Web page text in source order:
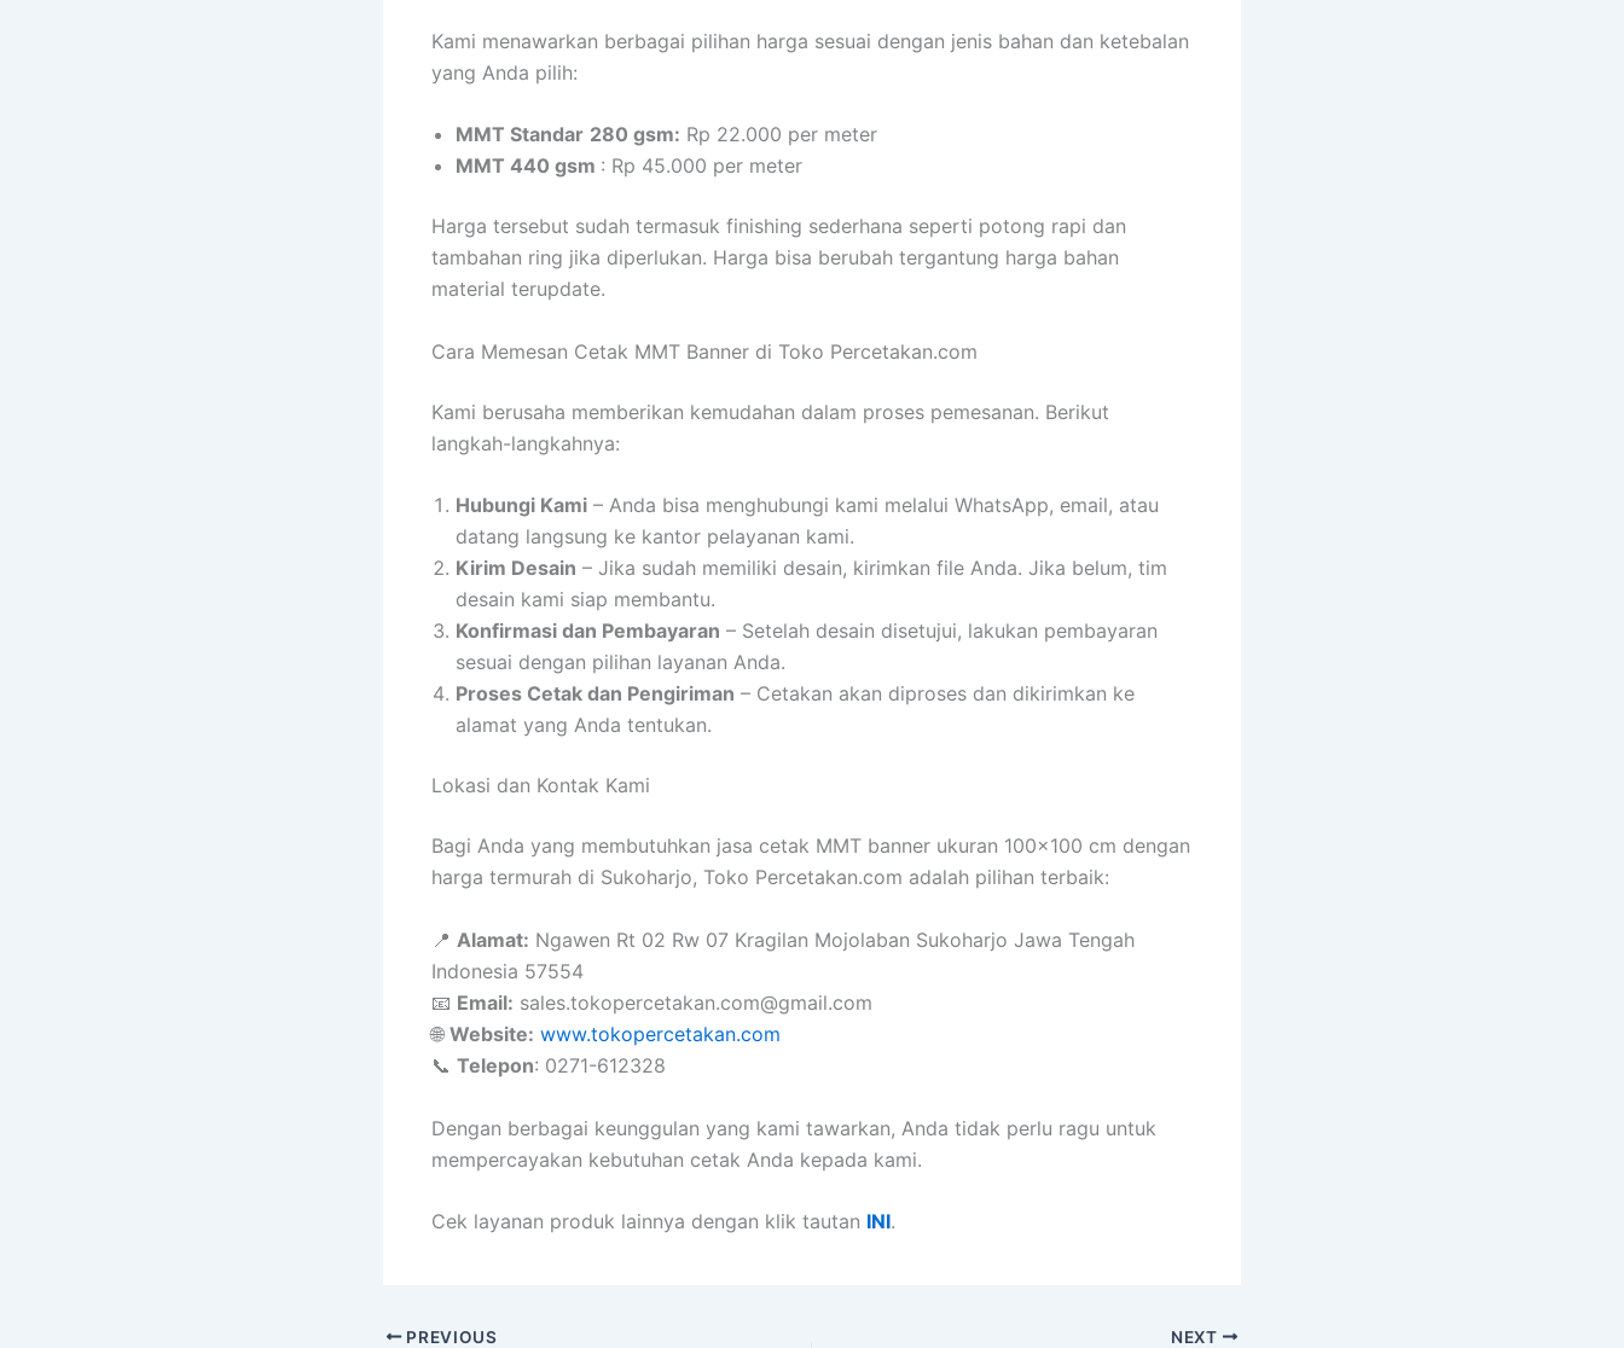
Kami menawarkan berbagai pilihan harga sesuai dengan jenis bahan dan ketebalan
yang Anda pilih:
MMT Standar 280 gsm: Rp 22.000 per meter
MMT 440 gsm : Rp 45.000 per meter
Harga tersebut sudah termasuk finishing sederhana seperti potong rapi dan
tambahan ring jika diperlukan. Harga bisa berubah tergantung harga bahan
material terupdate.
Cara Memesan Cetak MMT Banner di Toko Percetakan.com
Kami berusaha memberikan kemudahan dalam proses pemesanan. Berikut
langkah-langkahnya:
Hubungi Kami – Anda bisa menghubungi kami melalui WhatsApp, email, atau
datang langsung ke kantor pelayanan kami.
Kirim Desain – Jika sudah memiliki desain, kirimkan file Anda. Jika belum, tim
desain kami siap membantu.
Konfirmasi dan Pembayaran – Setelah desain disetujui, lakukan pembayaran
sesuai dengan pilihan layanan Anda.
Proses Cetak dan Pengiriman – Cetakan akan diproses dan dikirimkan ke
alamat yang Anda tentukan.
Lokasi dan Kontak Kami
Bagi Anda yang membutuhkan jasa cetak MMT banner ukuran 100×100 cm dengan
harga termurah di Sukoharjo, Toko Percetakan.com adalah pilihan terbaik:
📍 Alamat: Ngawen Rt 02 Rw 07 Kragilan Mojolaban Sukoharjo Jawa Tengah
Indonesia 57554
📧 Email: sales.tokopercetakan.com@gmail.com
🌐 Website: www.tokopercetakan.com
📞 Telepon: 0271-612328
Dengan berbagai keunggulan yang kami tawarkan, Anda tidak perlu ragu untuk
mempercayakan kebutuhan cetak Anda kepada kami.
Cek layanan produk lainnya dengan klik tautan INI.
PREVIOUS NEXT